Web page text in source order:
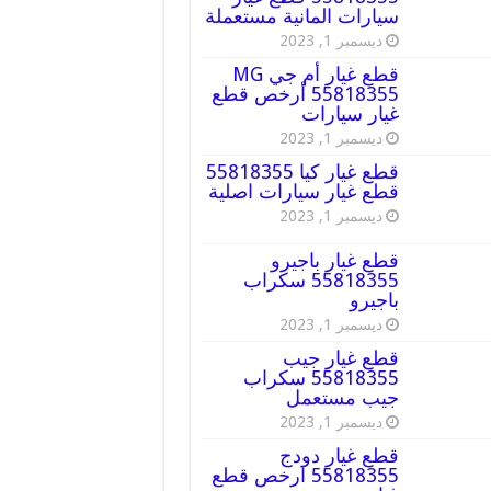
سيارات المانية مستعملة
ديسمبر 1, 2023
قطع غيار أم جي MG
55818355 أرخص قطع
غيار سيارات
ديسمبر 1, 2023
قطع غيار كيا 55818355
قطع غيار سيارات اصلية
ديسمبر 1, 2023
قطع غيار باجيرو
55818355 سكراب
باجيرو
ديسمبر 1, 2023
قطع غيار جيب
55818355 سكراب
جيب مستعمل
ديسمبر 1, 2023
قطع غيار دودج
55818355 ارخص قطع